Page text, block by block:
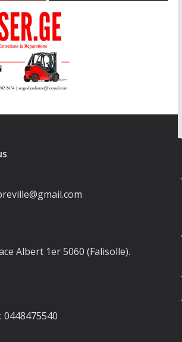
Albert 1er 5060 (Falisolle).